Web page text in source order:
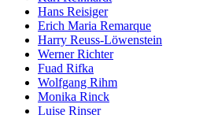
Hans Reisiger
Erich Maria Remarque
Harry Reuss-Löwenstein
Werner Richter
Fuad Rifka
Wolfgang Rihm
Monika Rinck
Luise Rinser